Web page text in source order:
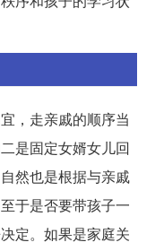
，走亲戚的顺序当
是固定女婿女儿回
然也是根据与亲戚
于是否要带孩子一
定。如果是家庭关